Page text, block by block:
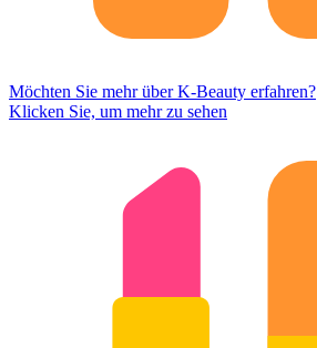
Möchten Sie mehr über K-Beauty erfahren?
Klicken Sie, um mehr zu sehen